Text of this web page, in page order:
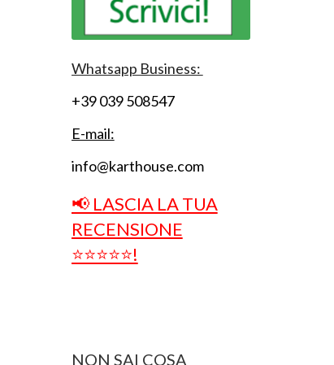
Whatsapp Business:
+39 039 508547
E-mail:
info@karthouse.com
📢 LASCIA LA TUA
RECENSIONE
⭐⭐⭐⭐⭐!
NON SAI COSA